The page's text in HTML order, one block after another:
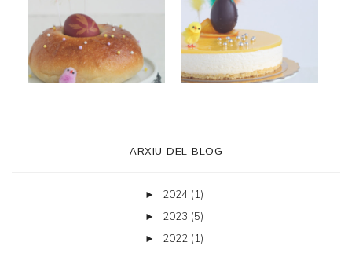
ARXIU DEL BLOG
► 2024 (1)
► 2023 (5)
► 2022 (1)